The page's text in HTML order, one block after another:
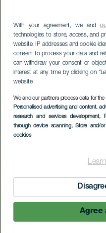
With your agreement, we and
technologies to store, access, and
website, IP addresses and cookie
consent to process your data and
can withdraw your consent or
interest at any time by clicking on
website.
We and our partners process data for
Personalised advertising and content,
research and services development,
through device scanning, Store and/
cookies
Agree